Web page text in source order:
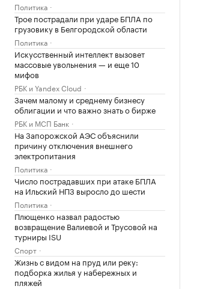
Политика
Трое пострадали при ударе БПЛА по
грузовику в Белгородской области
Политика
Искусственный интеллект вызовет
массовые увольнения — и еще 10
мифов
РБК и Yandex Cloud
Зачем малому и среднему бизнесу
облигации и что важно знать о бирже
РБК и МСП Банк
На Запорожской АЭС объяснили
причину отключения внешнего
электропитания
Политика
Число пострадавших при атаке БПЛА
на Ильский НПЗ выросло до шести
Политика
Плющенко назвал радостью
возвращение Валиевой и Трусовой на
турниры ISU
Спорт
Жизнь с видом на пруд или реку:
подборка жилья у набережных и
пляжей